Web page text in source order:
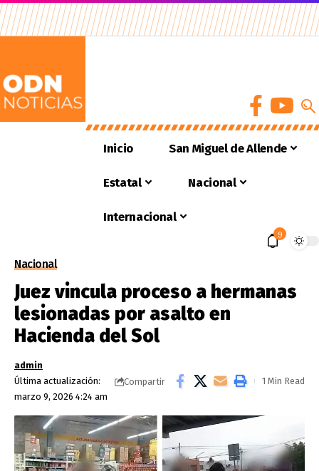
Inicio San Miguel de Allende
Estatal Nacional
Internacional
9
Nacional
Juez vincula proceso a hermanas
lesionadas por asalto en
Hacienda del Sol
Última actualización:
marzo 9, 2026 4:24 am
admin
Compartir
1 Min Read